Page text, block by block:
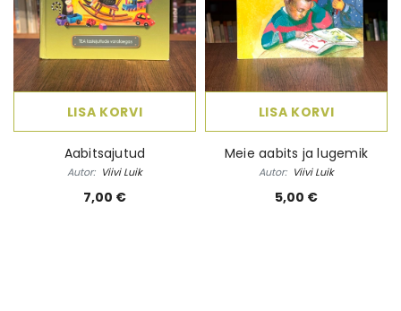
LISA KORVI
Aabitsajutud
Autor: Viivi Luik
7,00 €
LISA KORVI
Meie aabits ja lugemik
Autor: Viivi Luik
5,00 €